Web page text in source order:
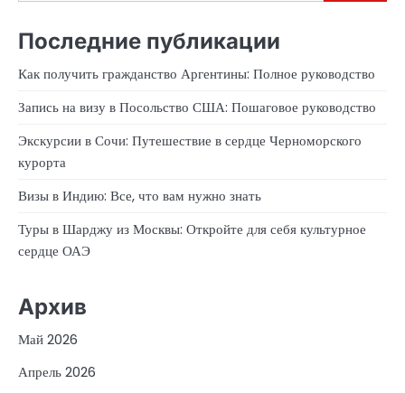
Последние публикации
Как получить гражданство Аргентины: Полное руководство
Запись на визу в Посольство США: Пошаговое руководство
Экскурсии в Сочи: Путешествие в сердце Черноморского
курорта
Визы в Индию: Все, что вам нужно знать
Туры в Шарджу из Москвы: Откройте для себя культурное
сердце ОАЭ
Архив
Май 2026
Апрель 2026